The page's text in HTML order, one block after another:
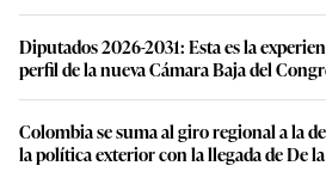
Diputados 2026-2031: Esta es la
perfil de la nueva Cámara Baja del
Colombia se suma al giro regional a la
la política exterior con la llegada de De